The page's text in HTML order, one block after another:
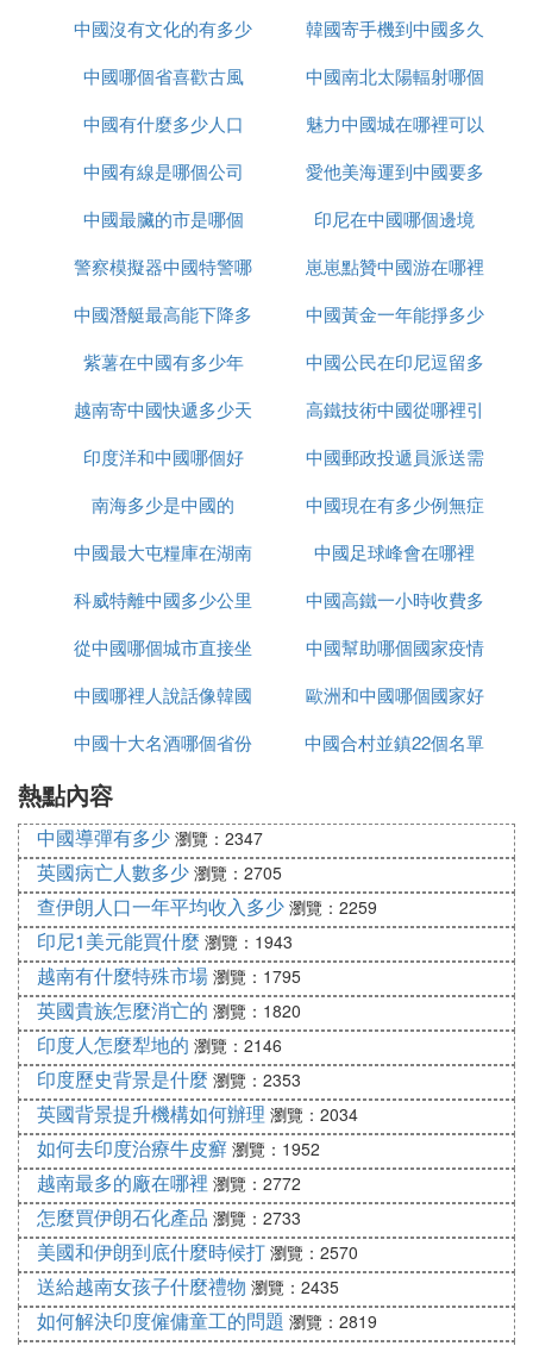
進入公司後，首先需要考取保險從業資格證，這倒不
是什麼難題，因為現在許多行業都要求持證上崗。公
轉去外勤，即從事銷售工作。公司還會提供一些培
訓，主要內容是如何銷售產品，如何說服客戶，以及
如何促成交易，這些培訓被稱為「話術」。如果你堅
持不從事銷售工作，可能一分錢都不會得到，直到你
無法繼續忍受而選擇離開。
離職並非易事，你的推薦人可能會想盡辦法挽留你。
留半年時間，這顯然違反了保險法的相關規定。有些
公司還會要求員工購買自保件，即讓員工自己掏錢買
保險，然後享受一定的傭金和其他獎勵，但公司並不
關心這些單子是誰買的。
有些公司聲稱提供底薪，但前提是員工必須完成一定
的出單任務，且保費達到一定的標准。這種底薪也不
六個月。之後，如果想繼續拿這份底薪，就需要達到
更高的業績標准，或者晉升為主管，從而獲得類似於
底薪的津貼。這樣的任務要求會變得更重，不僅要自
己開單，還要不斷增員，而且被增員的人還需要繼續
開單，這樣一張巨大的銷售網路就形成了。
辨別招人性質的一個方法是查看合同。如果簽訂的是
正式勞務合同，不一定代表什麼，因為有些證券公司
的經紀人也是簽這種合同，但工作性質與保險業務員
類似；如果簽訂的是代理合同，則絕對屬於業務員。
代理合同不是正式勞務合同，不受法律保護，勞動者
也不能享受國家規定的各類福利待遇。
中國沒有文化的有多少
韓國寄手機到中國多久
中國哪個省喜歡古風
中國南北太陽輻射哪個
大
中國有什麼多少人口
魅力中國城在哪裡可以
看
中國有線是哪個公司
愛他美海運到中國要多
久
中國最臟的市是哪個
印尼在中國哪個邊境
警察模擬器中國特警哪
裡下載
崽崽點贊中國游在哪裡
中國潛艇最高能下降多
少米
中國黃金一年能掙多少
錢
紫薯在中國有多少年
中國公民在印尼逗留多
久
越南寄中國快遞多少天
高鐵技術中國從哪裡引
進
印度洋和中國哪個好
中國郵政投遞員派送需
要多久
南海多少是中國的
中國現在有多少例無症
狀感染者
中國最大屯糧庫在湖南
哪裡
中國足球峰會在哪裡
科威特離中國多少公里
中國高鐵一小時收費多
少
從中國哪個城市直接坐
大巴去越南
中國幫助哪個國家疫情
中國哪裡人說話像韓國
話
歐洲和中國哪個國家好
玩
中國十大名酒哪個省份
中國合村並鎮22個名單
熱點內容
中國導彈有多少 瀏覽：2347
英國病亡人數多少 瀏覽：2705
查伊朗人口一年平均收入多少 瀏覽：2259
印尼1美元能買什麼 瀏覽：1943
越南有什麼特殊市場 瀏覽：1795
英國貴族怎麼消亡的 瀏覽：1820
印度人怎麼犁地的 瀏覽：2146
印度歷史背景是什麼 瀏覽：2353
英國背景提升機構如何辦理 瀏覽：2034
如何去印度治療牛皮癬 瀏覽：1952
越南最多的廠在哪裡 瀏覽：2772
怎麼買伊朗石化產品 瀏覽：2733
美國和伊朗到底什麼時候打 瀏覽：2570
送給越南女孩子什麼禮物 瀏覽：2435
如何解決印度僱傭童工的問題 瀏覽：2819